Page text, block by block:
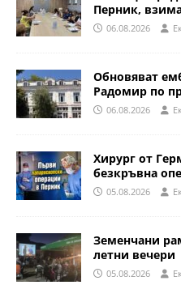
Перник,
06.08.2026
Обновяват
Радомир по
06.08.2026
Хирург от
безкръвна
05.08.2026
Земенчани
летни вечери
05.08.2026